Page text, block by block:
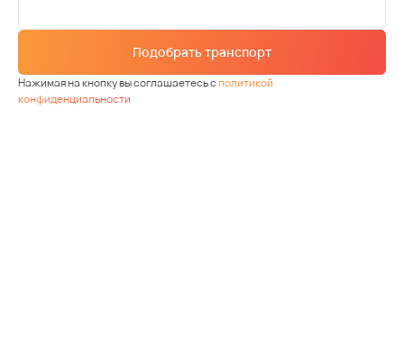
Подобрать транспорт
Нажимая на кнопку вы соглашаетесь сполитикой
конфиденциальности